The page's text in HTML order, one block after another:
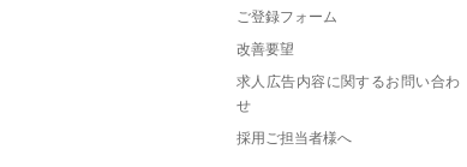
ご登録フォーム
改善要望
求人広告内容に関するお問い合わ
せ
採用ご担当者様へ